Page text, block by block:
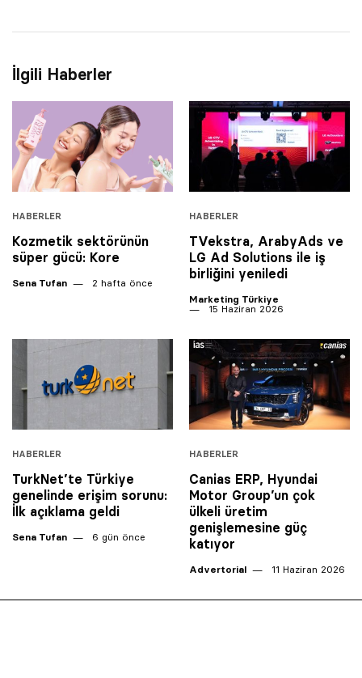
İlgili Haberler
HABERLER
Kozmetik sektörünün
süper gücü: Kore
Sena Tufan 2 hafta önce
HABERLER
TVekstra, ArabyAds ve
LG Ad Solutions ile iş
birliğini yeniledi
Marketing Türkiye
15 Haziran 2026
HABERLER
TurkNet’te Türkiye
genelinde erişim sorunu:
İlk açıklama geldi
Sena Tufan 6 gün önce
HABERLER
Canias ERP, Hyundai
Motor Group’un çok
ülkeli üretim
genişlemesine güç
katıyor
Advertorial 11 Haziran 2026